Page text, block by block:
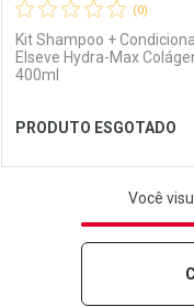
Ver Desconto
(0)
Kit Shampoo +
Elseve Hydra-Max
400ml
PRODUTO ESGOTADO
Você